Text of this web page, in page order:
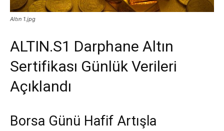
Altın 1.jpg
ALTIN.S1 Darphane Altın
Sertifikası Günlük Verileri
Açıklandı
Borsa Günü Hafif Artışla